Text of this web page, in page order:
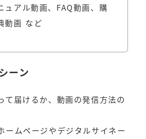
ュアル動画、FAQ動画、購
動画 など
ーン
て届けるか、動画の発信方法の
ームページやデジタルサイネー